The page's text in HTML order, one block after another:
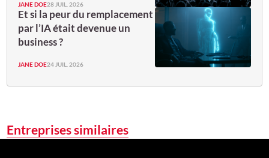
JANE DOE28 JUIL. 2026
Et si la peur du remplacement
par l’IA était devenue un
business ?
JANE DOE24 JUIL. 2026
Entreprises similaires